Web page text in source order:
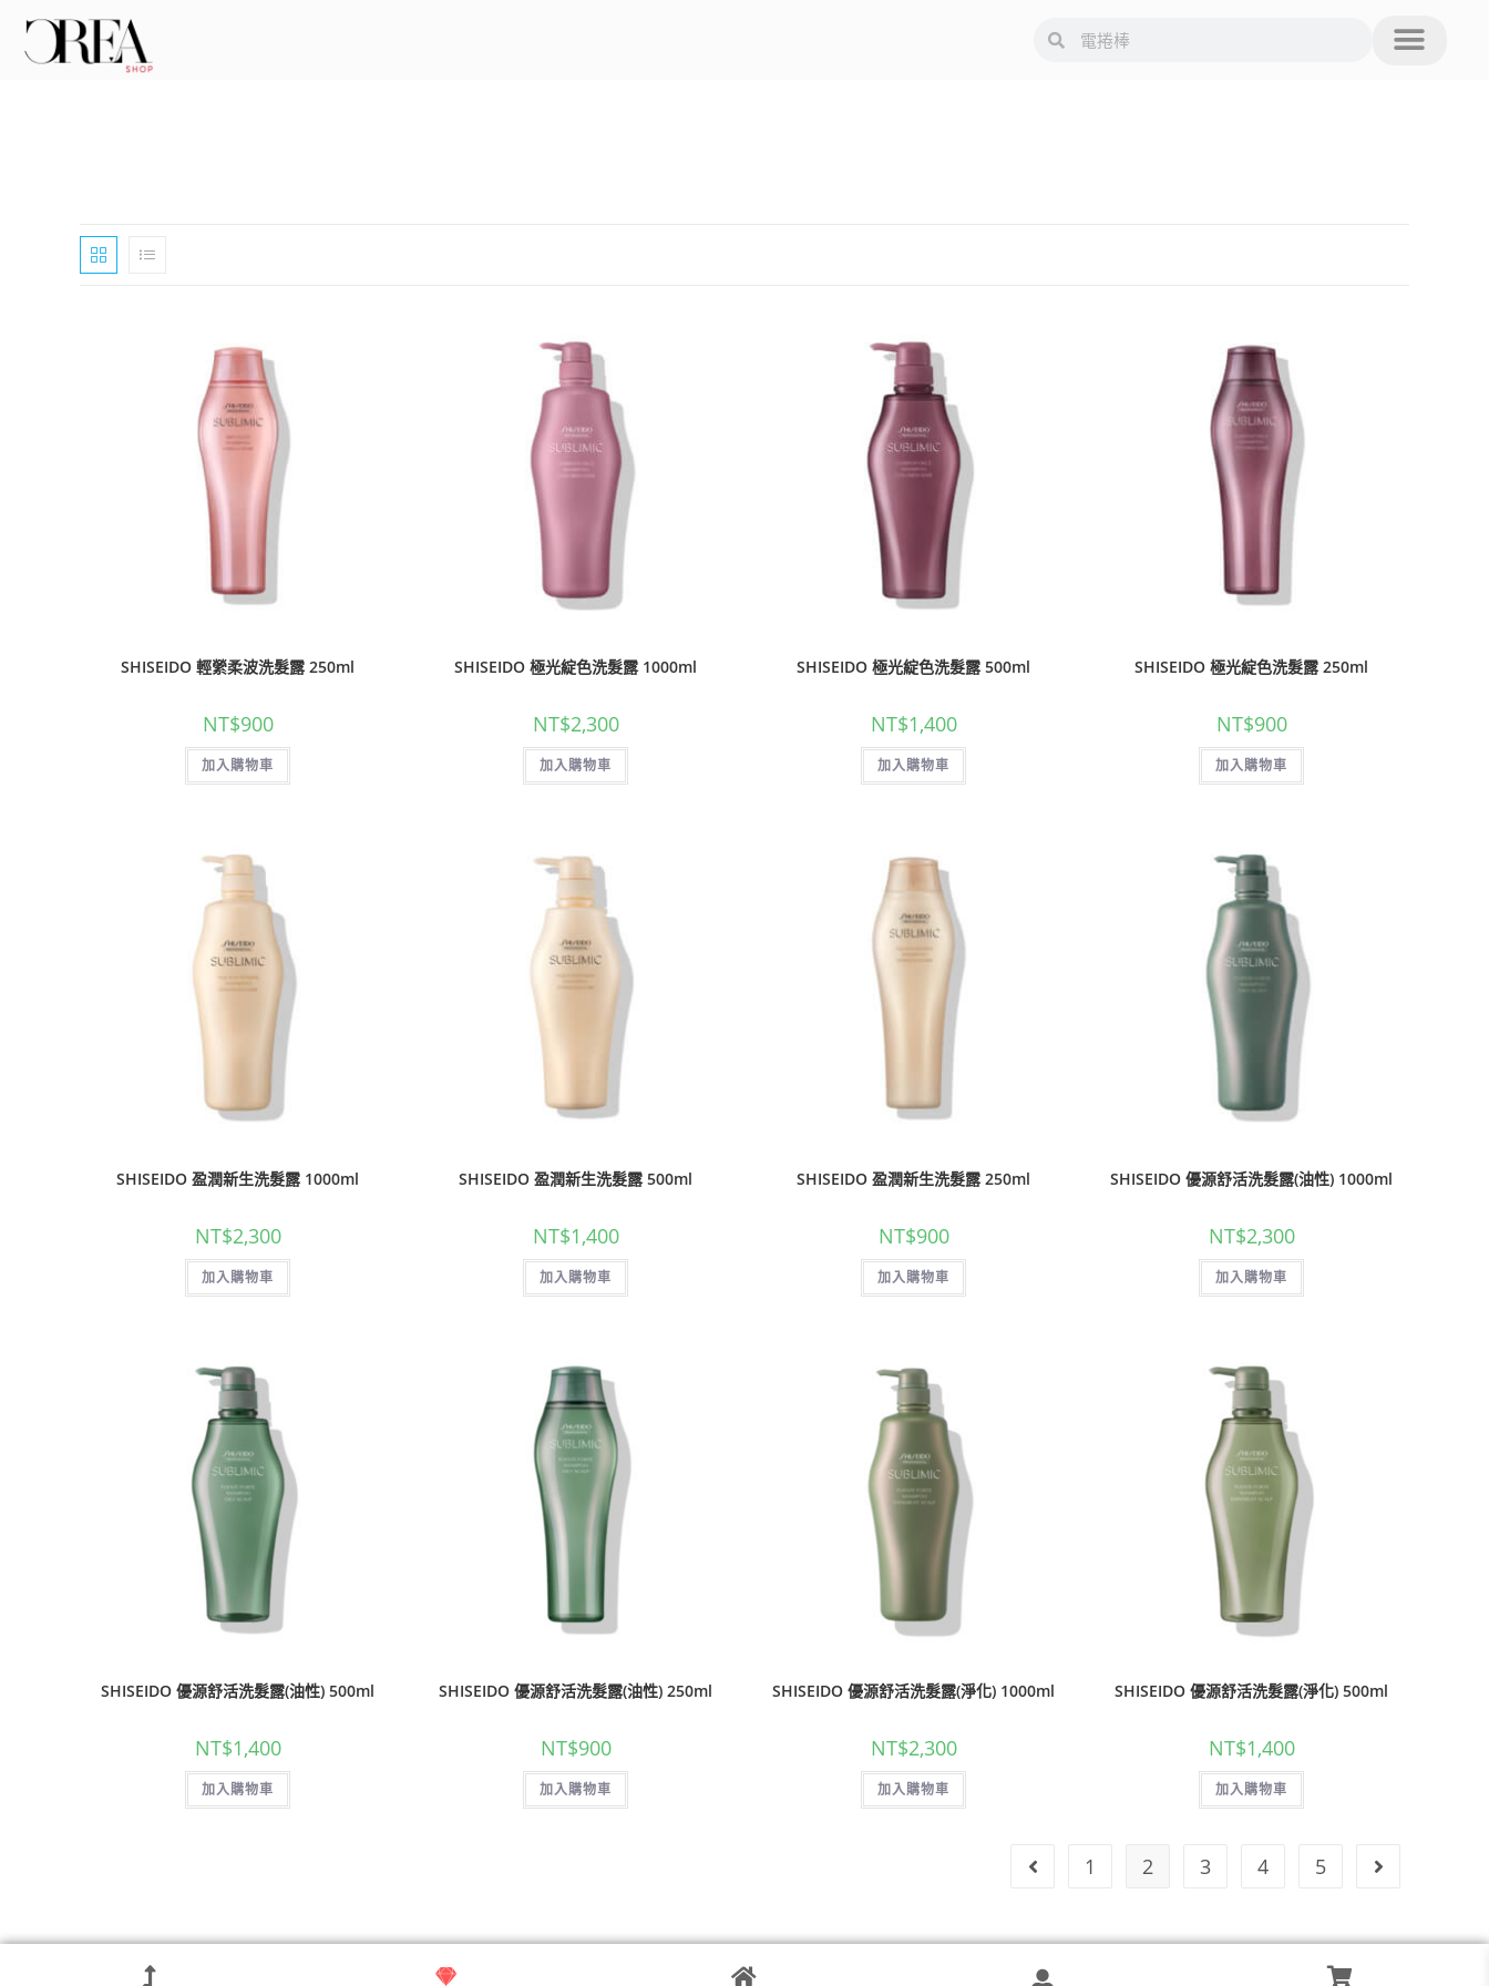
SHISEIDO 輕縈柔波洗髮露 250ml
NT$900
加入購物車
SHISEIDO 極光綻色洗髮露 1000ml
NT$2,300
加入購物車
SHISEIDO 極光綻色洗髮露 500ml
NT$1,400
加入購物車
SHISEIDO 極光綻色洗髮露 250ml
NT$900
加入購物車
SHISEIDO 盈潤新生洗髮露 1000ml
NT$2,300
加入購物車
SHISEIDO 盈潤新生洗髮露 500ml
NT$1,400
加入購物車
SHISEIDO 盈潤新生洗髮露 250ml
NT$900
加入購物車
SHISEIDO 優源舒活洗髮露(油性) 1000ml
NT$2,300
加入購物車
SHISEIDO 優源舒活洗髮露(油性) 500ml
NT$1,400
加入購物車
SHISEIDO 優源舒活洗髮露(油性) 250ml
NT$900
加入購物車
SHISEIDO 優源舒活洗髮露(淨化) 1000ml
NT$2,300
加入購物車
SHISEIDO 優源舒活洗髮露(淨化) 500ml
NT$1,400
加入購物車
1 2 3 4 5